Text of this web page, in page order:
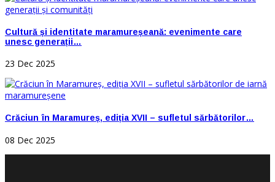
Cultură și identitate maramureșeană: evenimente care
unesc generații…
23 Dec 2025
Crăciun în Maramureș, ediția XVII – sufletul sărbătorilor…
08 Dec 2025